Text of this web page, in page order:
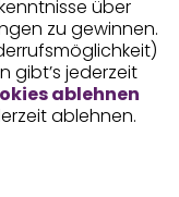
über
zu gewinnen.
gibt’s jederzeit
ablehnen
ablehnen.